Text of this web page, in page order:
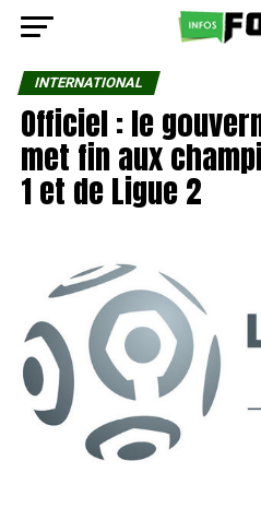
INTERNATIONAL
Officiel : le
met fin aux
1 et de Ligue 2